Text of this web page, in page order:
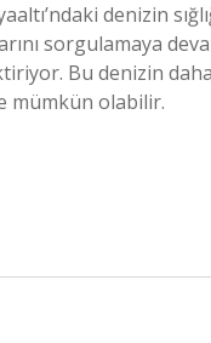
denizin
sorgulamaya
Bu denizin
mümkün olabilir.